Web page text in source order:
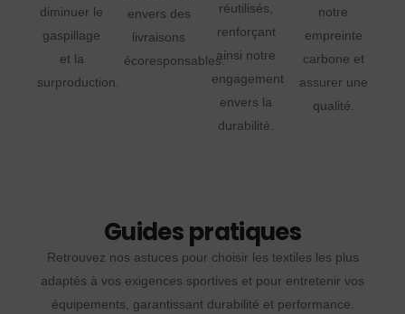
diminuer le
gaspillage
et la
surproduction.
envers des
livraisons
écoresponsables.
réutilisés,
renforçant
ainsi notre
engagement
envers la
durabilité.
notre
empreinte
carbone et
assurer une
qualité.
Guides pratiques
Retrouvez nos astuces pour choisir les textiles les plus
adaptés à vos exigences sportives et pour entretenir vos
équipements, garantissant durabilité et performance.